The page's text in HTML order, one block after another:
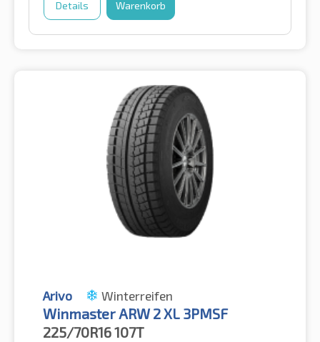
Details Warenkorb
Arivo Winterreifen
Winmaster ARW 2 XL 3PMSF
225/70R16107T